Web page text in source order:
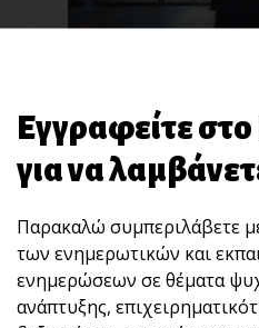
Μην πέφτεις στην
Εγγραφείτε
για να
Παρακαλώ συμπεριλάβετε
των ενημερωτικών και
ενημερώσεων σε θέματα
ανάπτυξης,